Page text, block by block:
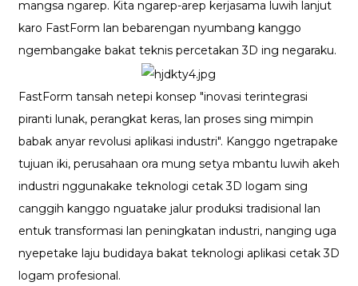
mangsa ngarep. Kita ngarep-arep kerjasama luwih lanjut
karo FastForm lan bebarengan nyumbang kanggo
ngembangake bakat teknis percetakan 3D ing negaraku.
FastForm tansah netepi konsep "inovasi terintegrasi
piranti lunak, perangkat keras, lan proses sing mimpin
babak anyar revolusi aplikasi industri". Kanggo ngetrapake
tujuan iki, perusahaan ora mung setya mbantu luwih akeh
industri nggunakake teknologi cetak 3D logam sing
canggih kanggo nguatake jalur produksi tradisional lan
entuk transformasi lan peningkatan industri, nanging uga
nyepetake laju budidaya bakat teknologi aplikasi cetak 3D
logam profesional.